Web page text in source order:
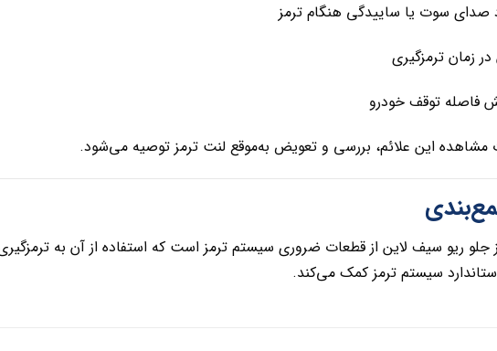
صدای سوت یا ساییدگی هنگام ترمز
زمان ترمزگیری
فاصله توقف خودرو
مشاهده این علائم، بررسی و تعویض به‌موقع لنت ترمز توصیه می‌شود.
جلو ریو سیف لاین از قطعات ضروری سیستم ترمز است که استفاده از آن به
سیستم ترمز کمک می‌کند.